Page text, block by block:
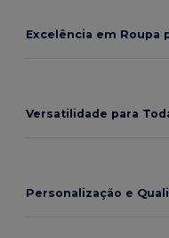
Excelência em Roupa
Versatilidade para
Personalização e